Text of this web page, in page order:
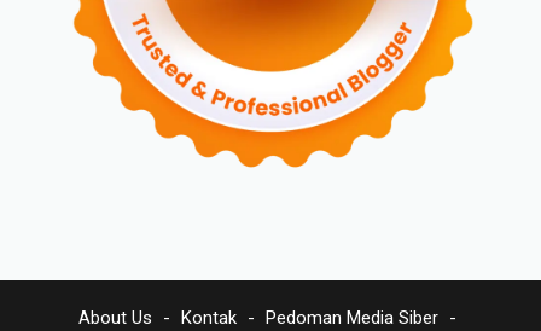
About Us Kontak Pedoman Media Siber